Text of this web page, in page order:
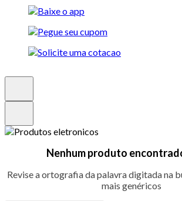
Nenhum produto
Revise a ortografia da palavra digitada na
mais genéricos